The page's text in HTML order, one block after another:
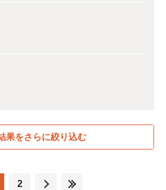
果をさらに絞り込む
2